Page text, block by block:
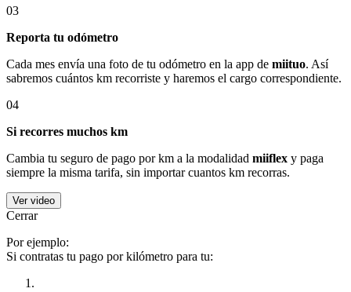
03
Reporta tu odómetro
Cada mes envía una foto de tu odómetro en la app de miituo. Así
sabremos cuántos km recorriste y haremos el cargo correspondiente.
04
Si recorres muchos km
Cambia tu seguro de pago por km a la modalidad miiflex y paga
siempre la misma tarifa, sin importar cuantos km recorras.
Ver video
Cerrar
Por ejemplo:
Si contratas tu pago por kilómetro para tu: